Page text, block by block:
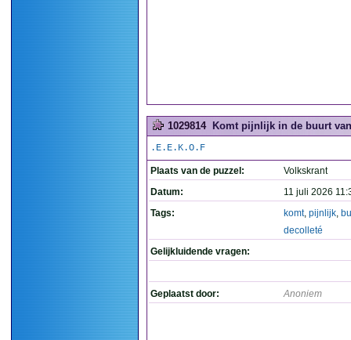
1029814 Komt pijnlijk in de buurt
.E.E.K.O.F
Plaats van de puzzel:
Volkskrant
Datum:
11 juli 2026
Tags:
komt, pijnlijk,
decolleté
Gelijkluidende vragen:
Geplaatst door: Anoniem